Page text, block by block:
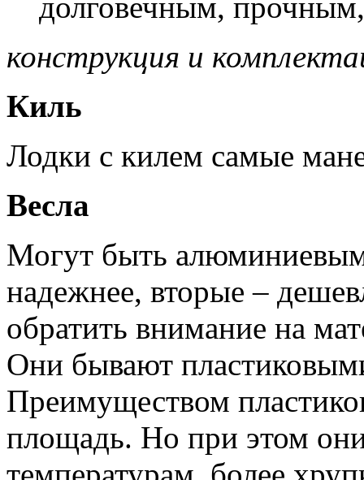
долговечным,
конструкция и
Киль
Лодки с килем самые
Весла
Могут быть
надежнее, вторые –
обратить внимание на
Они бывают
Преимуществом
площадь. Но при этом